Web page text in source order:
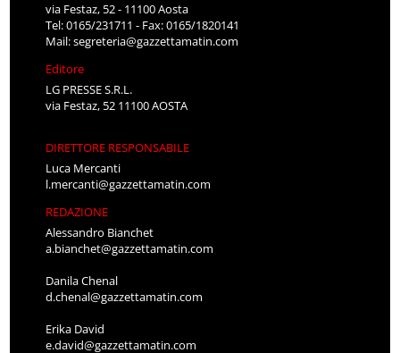
via Festaz, 52 - 11100 Aosta
Tel: 0165/231711 - Fax: 0165/1820141
Mail:segreteria@gazzettamatin.com
Editore
LG PRESSE S.R.L.
via Festaz, 52 11100 AOSTA
DIRETTORE RESPONSABILE
Luca Mercanti
l.mercanti@gazzettamatin.com
REDAZIONE
Alessandro Bianchet
a.bianchet@gazzettamatin.com
Danila Chenal
d.chenal@gazzettamatin.com
Erika David
e.david@gazzettamatin.com